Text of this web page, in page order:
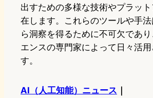
出すための多様な技術やプラッ
在します。これらのツールや手
ら洞察を得るために不可欠であ
エンスの専門家によって日々活用
す。
AI（人工知能）ニュース